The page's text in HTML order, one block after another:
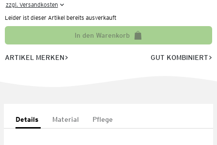
zzgl. Versandkosten
Leider ist dieser Artikel bereits ausverkauft
In den Warenkorb
ARTIKEL MERKEN GUT KOMBINIERT
Details Material Pflege